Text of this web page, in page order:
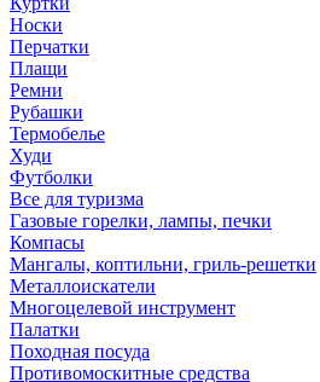
Носки
Перчатки
Плащи
Ремни
Рубашки
Термобелье
Худи
Футболки
Все для туризма
Газовые горелки, лампы, печки
Компасы
Мангалы, коптильни, гриль-решетки
Металлоискатели
Многоцелевой инструмент
Палатки
Походная посуда
Противомоскитные средства